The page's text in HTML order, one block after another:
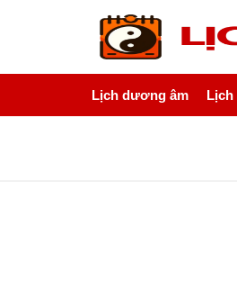
Lịch dương âm Lịch